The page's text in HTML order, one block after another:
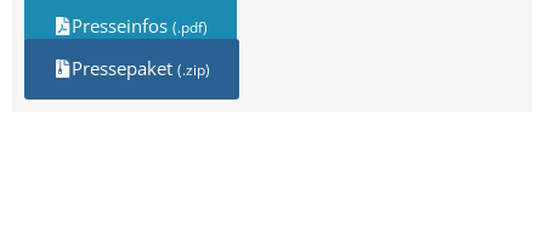
Presseinfos (.pdf)
Pressepaket (.zip)